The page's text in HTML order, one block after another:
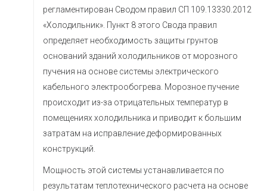
регламентирован Сводом правил СП 109.13330.2012
«Холодильник». Пункт 8 этого Свода правил
определяет необходимость защиты грунтов
оснований зданий холодильников от морозного
пучения на основе системы электрического
кабельного электрообогрева. Морозное пучение
происходит из-за отрицательных температур в
помещениях холодильника и приводит к большим
затратам на исправление деформированных
конструкций.
Мощность этой системы устанавливается по
результатам теплотехнического расчета на основе